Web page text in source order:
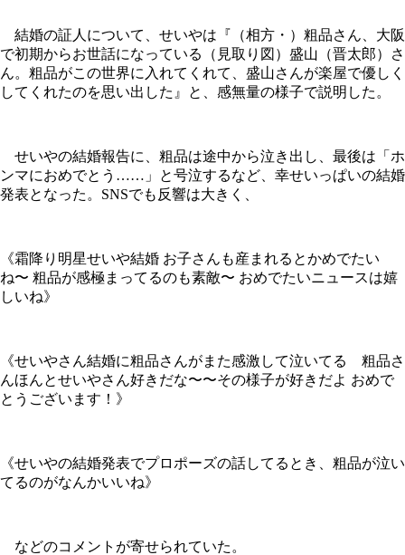
結婚の証人について、せいやは『（相方・）粗品さん、大阪
で初期からお世話になっている（見取り図）盛山（晋太郎）さ
ん。粗品がこの世界に入れてくれて、盛山さんが楽屋で優しく
してくれたのを思い出した』と、感無量の様子で説明した。
せいやの結婚報告に、粗品は途中から泣き出し、最後は「ホ
ンマにおめでとう……」と号泣するなど、幸せいっぱいの結婚
発表となった。SNSでも反響は大きく、
《霜降り明星せいや結婚 お子さんも産まれるとかめでたい
ね〜 粗品が感極まってるのも素敵〜 おめでたいニュースは嬉
しいね》
《せいやさん結婚に粗品さんがまた感激して泣いてる 粗品さ
んほんとせいやさん好きだな〜〜その様子が好きだよ おめで
とうございます！》
《せいやの結婚発表でプロポーズの話してるとき、粗品が泣い
てるのがなんかいいね》
などのコメントが寄せられていた。